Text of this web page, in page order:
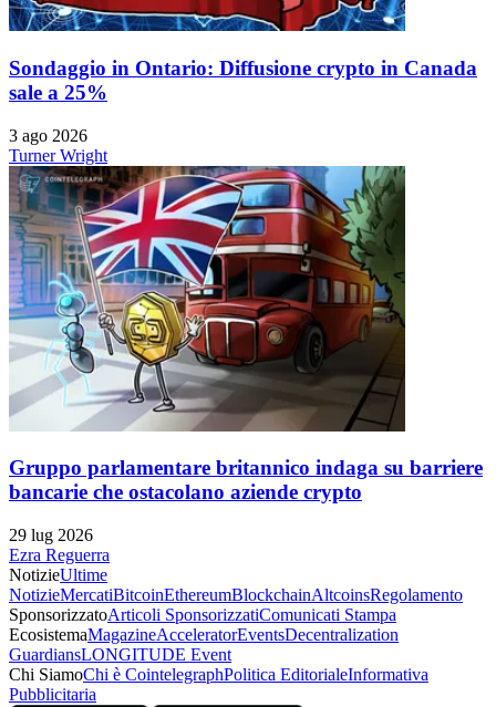
Sondaggio in Ontario: Diffusione crypto in Canada
sale a 25%
3 ago 2026
Turner Wright
Gruppo parlamentare britannico indaga su barriere
bancarie che ostacolano aziende crypto
29 lug 2026
Ezra Reguerra
NotizieUltime
NotizieMercatiBitcoinEthereumBlockchainAltcoinsRegolamento
SponsorizzatoArticoli SponsorizzatiComunicati Stampa
EcosistemaMagazineAcceleratorEventsDecentralization
GuardiansLONGITUDE Event
Chi SiamoChi è CointelegraphPolitica EditorialeInformativa
Pubblicitaria